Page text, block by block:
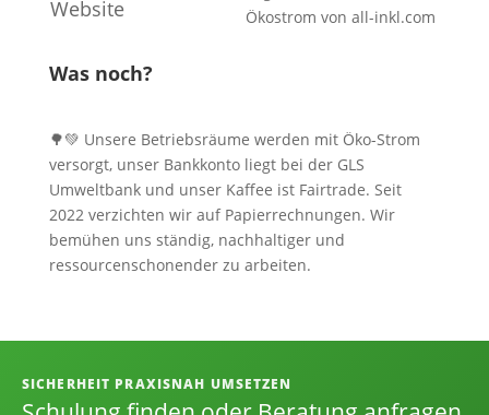
Was noch?
🌳💚 Unsere Betriebsräume werden mit Öko-Strom
versorgt, unser Bankkonto liegt bei der GLS
Umweltbank und unser Kaffee ist Fairtrade. Seit
2022 verzichten wir auf Papierrechnungen. Wir
bemühen uns ständig, nachhaltiger und
ressourcenschonender zu arbeiten.
Informationen, Kontakt und
SICHERHEIT PRAXISNAH UMSETZEN